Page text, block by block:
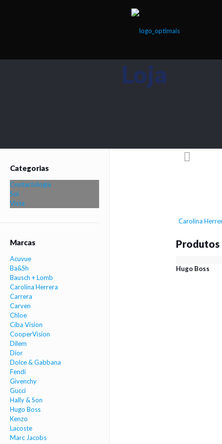
Loja
Carolina
Produtos
Hugo Boss
Categorias
Contactologia
Sol
Vista
Marcas
Acuvue
Ba&Sh
Bausch + Lomb
Carolina Herrera
Carrera
Carven
Chloe
Ciba Vision
CooperVision
Dilem
Dior
Dolce & Gabbana
Fendi
Givenchy
Gucci
Hally & Son
Hugo Boss
Kenzo
Lacoste
Marc Jacobs